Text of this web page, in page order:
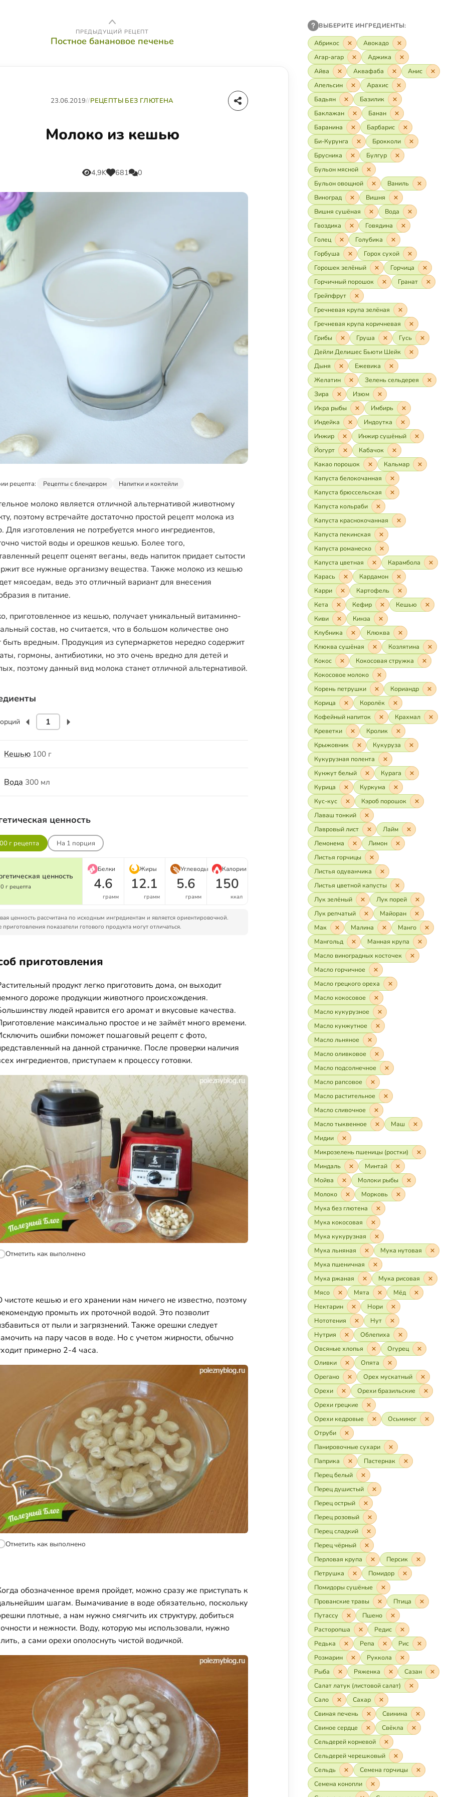
ПРЕДЫДУЩИЙ РЕЦЕПТ
Постное банановое печенье
23.06.2019//РЕЦЕПТЫ БЕЗ ГЛЮТЕНА
Молоко из кешью
4,9K 681 0
рецепта: Рецепты с блендером Напитки и коктейли
молоко является отличной альтернативой животному
поэтому встречайте достаточно простой рецепт молока из
Для изготовления не потребуется много ингредиентов,
чистой воды и орешков кешью. Более того,
рецепт оценят веганы, ведь напиток придает сытости
все нужные организму вещества. Также молоко из кешью
мясоедам, ведь это отличный вариант для внесения
в питание.
приготовленное из кешью, получает уникальный витаминно-
состав, но считается, что в большом количестве оно
вредным. Продукция из супермаркетов нередко содержит
гормоны, антибиотики, но это очень вредно для детей и
поэтому данный вид молока станет отличной альтернативой.
Кешью 100 г
Вода 300 мл
ценность
г рецепта На 1 порция
ценность
г рецепта
Белки
4.6
грамм
Жиры
12.1
грамм
Углеводы
5.6
грамм
Калории
150
ккал
ценность рассчитана по исходным ингредиентам и является ориентировочной.
приготовления показатели готового продукта могут отличаться.
приготовления
продукт легко приготовить дома, он выходит
дороже продукции животного происхождения.
людей нравится его аромат и вкусовые качества.
максимально простое и не займёт много времени.
ошибки поможет пошаговый рецепт с фото,
на данной страничке. После проверки наличия
ингредиентов, приступаем к процессу готовки.
Отметить как выполнено
чистоте кешью и его хранении нам ничего не известно, поэтому
промыть их проточной водой. Это позволит
от пыли и загрязнений. Также орешки следует
на пару часов в воде. Но с учетом жирности, обычно
примерно 2-4 часа.
Отметить как выполнено
обозначенное время пройдет, можно сразу же приступать к
шагам. Вымачивание в воде обязательно, поскольку
плотные, а нам нужно смягчить их структуру, добиться
и нежности. Воду, которую мы использовали, нужно
а сами орехи ополоснуть чистой водичкой.
ВЫБЕРИТЕ ИНГРЕДИЕНТЫ:
Абрикос
Авокадо
Агар-агар
Аджика
Айва
Аквафаба
Анис
Апельсин
Арахис
Бадьян
Базилик
Баклажан
Банан
Баранина
Барбарис
Би-Курунга
Брокколи
Брусника
Булгур
Бульон мясной
Бульон овощной
Ваниль
Виноград
Вишня
Вишня сушёная
Вода
Гвоздика
Говядина
Голец
Голубика
Горбуша
Горох сухой
Горошек зелёный
Горчица
Горчичный порошок
Гранат
Грейпфрут
Гречневая крупа зелёная
Гречневая крупа коричневая
Грибы
Груша
Гусь
Дейли Делишес Бьюти Шейк
Дыня
Ежевика
Желатин
Зелень сельдерея
Зира
Изюм
Икра рыбы
Имбирь
Индейка
Индоутка
Инжир
Инжир сушёный
Йогурт
Кабачок
Какао порошок
Кальмар
Капуста белокочанная
Капуста брюссельская
Капуста кольраби
Капуста краснокочанная
Капуста пекинская
Капуста романеско
Капуста цветная
Карамбола
Карась
Кардамон
Карри
Картофель
Кета
Кефир
Кешью
Киви
Кинза
Клубника
Клюква
Клюква сушёная
Козлятина
Кокос
Кокосовая стружка
Кокосовое молоко
Корень петрушки
Кориандр
Корица
Королёк
Кофейный напиток
Крахмал
Креветки
Кролик
Крыжовник
Кукуруза
Кукурузная полента
Кунжут белый
Курага
Курица
Куркума
Кус-кус
Кэроб порошок
Лаваш тонкий
Лавровый лист
Лайм
Лемонема
Лимон
Листья горчицы
Листья одуванчика
Листья цветной капусты
Лук зелёный
Лук порей
Лук репчатый
Майоран
Мак
Малина
Манго
Мангольд
Манная крупа
Масло виноградных косточек
Масло горчичное
Масло грецкого ореха
Масло кокосовое
Масло кукурузное
Масло кунжутное
Масло льняное
Масло оливковое
Масло подсолнечное
Масло рапсовое
Масло растительное
Масло сливочное
Масло тыквенное
Маш
Мидии
Микрозелень пшеницы (ростки)
Миндаль
Минтай
Мойва
Молоки рыбы
Молоко
Морковь
Мука без глютена
Мука кокосовая
Мука кукурузная
Мука льняная
Мука нутовая
Мука пшеничная
Мука ржаная
Мука рисовая
Мясо
Мята
Мёд
Нектарин
Нори
Нототения
Нут
Нутрия
Облепиха
Овсяные хлопья
Огурец
Оливки
Опята
Орегано
Орех мускатный
Орехи
Орехи бразильские
Орехи грецкие
Орехи кедровые
Осьминог
Отруби
Панировочные сухари
Паприка
Пастернак
Перец белый
Перец душистый
Перец острый
Перец розовый
Перец сладкий
Перец чёрный
Перловая крупа
Персик
Петрушка
Помидор
Помидоры сушёные
Прованские травы
Птица
Путассу
Пшено
Расторопша
Редис
Редька
Репа
Рис
Розмарин
Руккола
Рыба
Ряженка
Сазан
Салат латук (листовой салат)
Сало
Сахар
Свиная печень
Свинина
Свиное сердце
Свёкла
Сельдерей корневой
Сельдерей черешковый
Сельдь
Семена горчицы
Семена конопли